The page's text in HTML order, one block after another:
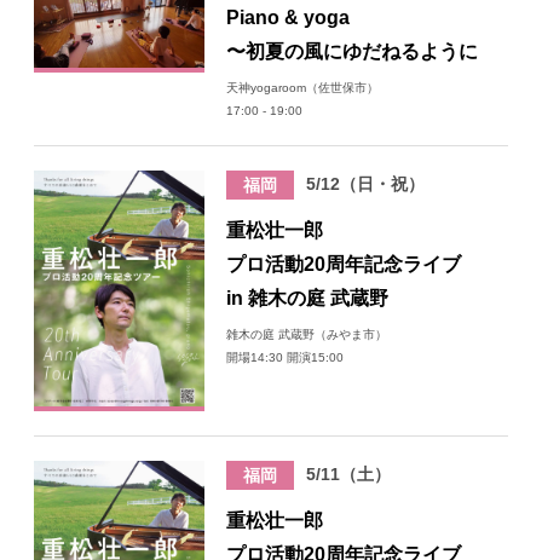
Piano & yoga
〜初夏の風にゆだねるように
天神yogaroom（佐世保市）
17:00 - 19:00
福岡 5/12（日・祝）
重松壮一郎
プロ活動20周年記念ライブ
in 雑木の庭 武蔵野
雑木の庭 武蔵野（みやま市）
開場14:30 開演15:00
福岡 5/11（土）
重松壮一郎
プロ活動20周年記念ライブ